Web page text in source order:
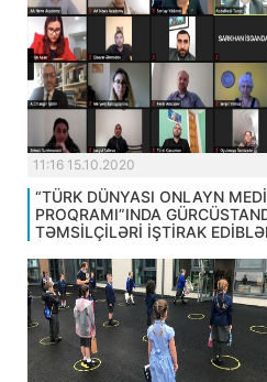
11:16 15.10.2020
“TÜRK DÜNYASI ONLAYN
PROQRAMI”INDA
TƏMSİLÇİLƏRİ İŞTİRAK